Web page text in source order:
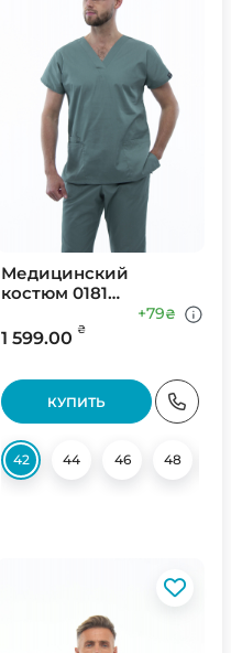
54
Медицинский
костюм 0181
1 599.00 ₴
+79₴
КУПИТЬ
42 44 46 48